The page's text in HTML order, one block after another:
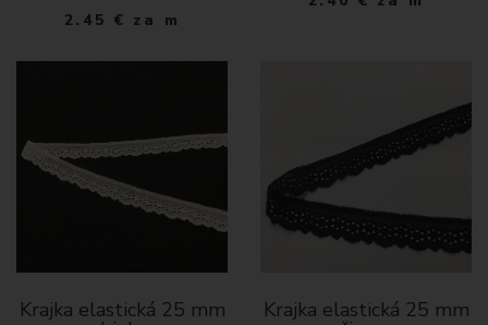
2.45 € za m
Krajka elastická 25 mm Krajka elastická 25 mm